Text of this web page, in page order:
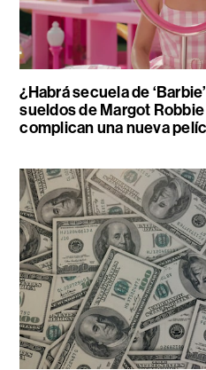
¿Habrá secuela de
sueldos de Margot
complican una nueva